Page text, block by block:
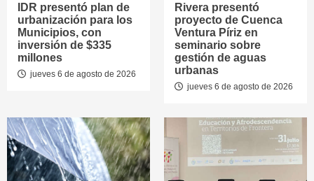
IDR presentó plan de
urbanización para los
Municipios, con
inversión de $335
millones
jueves 6 de agosto de 2026
Rivera presentó
proyecto de Cuenca
Ventura Píriz en
seminario sobre
gestión de aguas
urbanas
jueves 6 de agosto de 2026